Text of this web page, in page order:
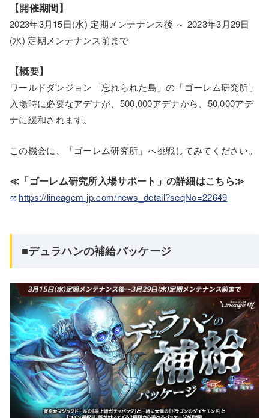
【開催期間】
2023年3月15日(水) 定期メンテナンス後 ～ 2023年3月29日
(水) 定期メンテナンス前まで
【概要】
ワールドダンジョン「忘れられた島」の「ゴーレム研究所」
入場時に必要なアデナが、500,000アデナから、50,000アデ
ナに緩和されます。
この機会に、「ゴーレム研究所」へ挑戦してみてください。
≪「ゴーレム研究所入場サポート」の詳細はこちら≫
https://lineagem-jp.com/news_detail?seqNo=22649
■デュラハンの補給パッケージ